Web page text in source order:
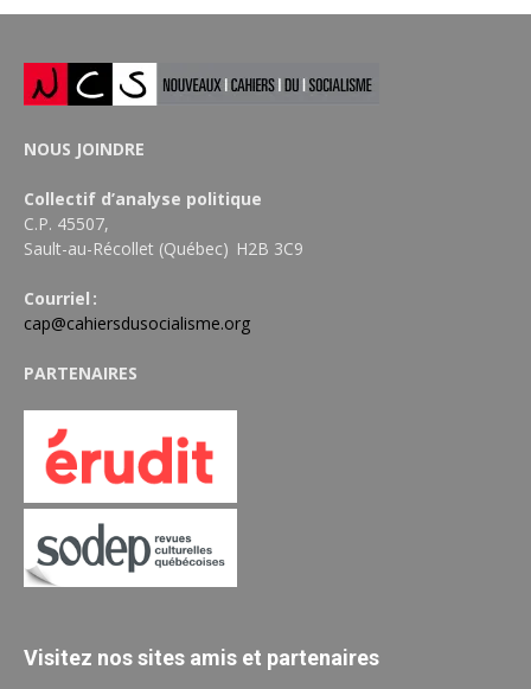
NOUS JOINDRE
Collectif d’analyse politique
C.P. 45507,
Sault-au-Récollet (Québec) H2B 3C9
Courriel :
cap@cahiersdusocialisme.org
PARTENAIRES
Visitez nos sites amis et partenaires